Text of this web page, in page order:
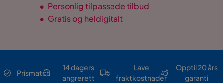
• Personlig tilpassede tilbud
• Gratis og heldigitalt
Prismatch
14 dagers
angrerett
Lave
fraktkostnader
Opptil 20 års
garanti